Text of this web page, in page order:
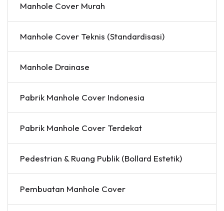
Manhole Cover Murah
Manhole Cover Teknis (Standardisasi)
Manhole Drainase
Pabrik Manhole Cover Indonesia
Pabrik Manhole Cover Terdekat
Pedestrian & Ruang Publik (Bollard Estetik)
Pembuatan Manhole Cover